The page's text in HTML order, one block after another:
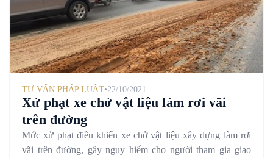
TƯ VẤN PHÁP LUẬT•22/10/2021
Xử phạt xe chở vật liệu làm rơi vãi
trên đường
Mức xử phạt điều khiển xe chở vật liệu xây dựng làm rơi
vãi trên đường, gây nguy hiểm cho người tham gia giao